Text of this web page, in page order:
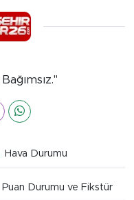
Hava Durumu
Puan Durumu ve Fikstür